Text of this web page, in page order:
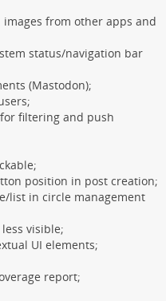
from other apps and
status/navigation bar
(Mastodon);
filtering and push
position in post creation;
list in circle management
visible;
UI elements;
report;